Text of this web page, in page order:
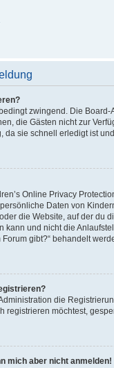
zwingend. Die
die Gästen nicht zur
da sie schnell erledigt ist
Online Privacy
Daten von
die Website, auf der du
kann und nicht die
gibt?“ behandelt
die
registrieren möchtest,
mich aber nicht anmelden!